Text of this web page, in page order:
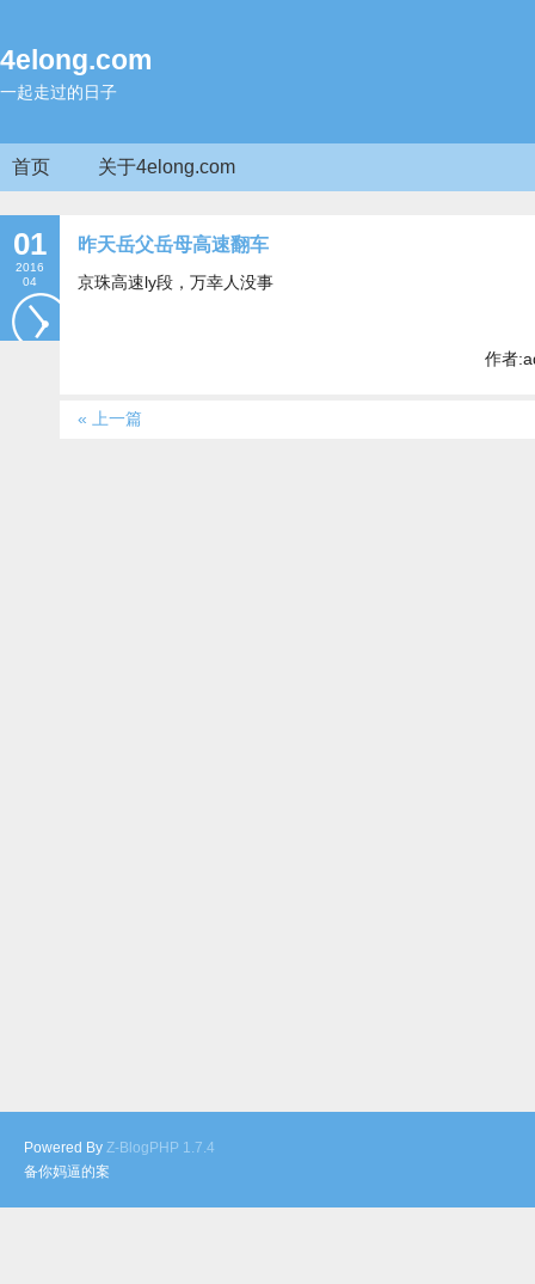
4elong.com
一起走过的日子
首页 关于4elong.com
01
2016
04
昨天岳父岳母高速翻车
京珠高速ly段，万幸人没事
作者
« 上一篇
Powered By Z-BlogPHP 1.7.4
备你妈逼的案